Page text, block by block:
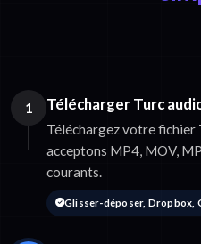
1 Télécharger Turc
Téléchargez votre fichier
acceptons MP4, MOV,
courants.
Glisser-déposer, Dropbox,